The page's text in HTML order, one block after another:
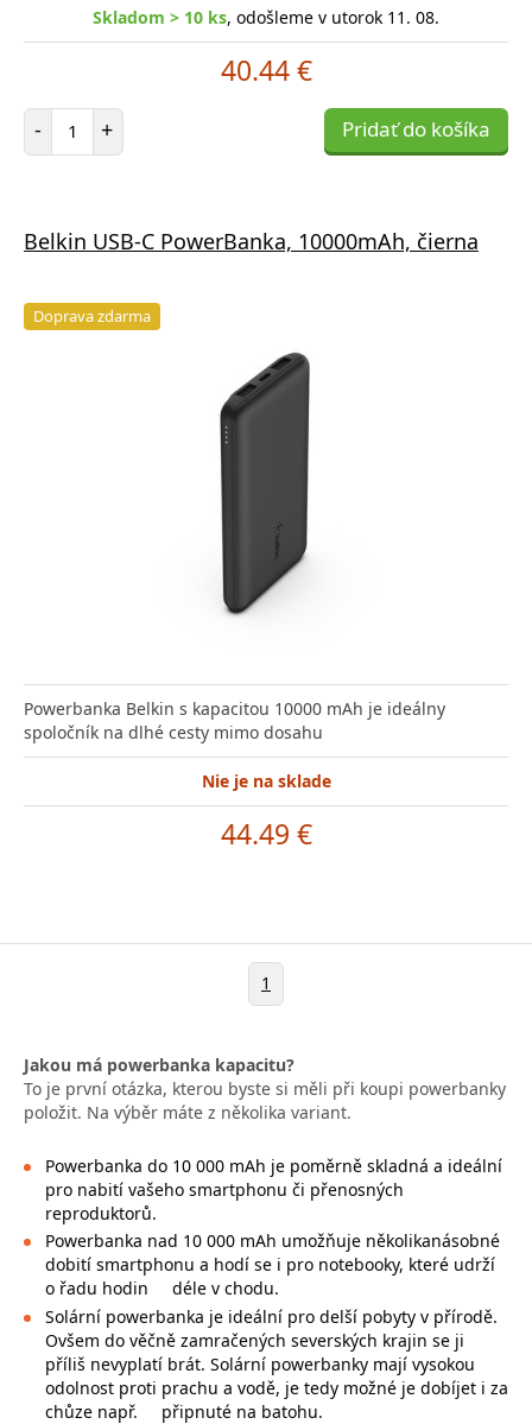
Skladom > 10 ks, odošleme v utorok 11. 08.
40.44 €
- Počet položiek
+ Pridať do košíka
Belkin USB-C PowerBanka, 10000mAh, čierna
Doprava zdarma
Powerbanka Belkin s kapacitou 10000 mAh je ideálny
spoločník na dlhé cesty mimo dosahu
Nie je na sklade
44.49 €
1
Jakou má powerbanka kapacitu?
To je první otázka, kterou byste si měli při koupi powerbanky
položit. Na výběr máte z několika variant.
Powerbanka do 10 000 mAh je poměrně skladná a ideální
pro nabití vašeho smartphonu či přenosných
reproduktorů.
Powerbanka nad 10 000 mAh umožňuje několikanásobné
dobití smartphonu a hodí se i pro notebooky, které udrží
o řadu hodin
déle v chodu.
Solární powerbanka je ideální pro delší pobyty v přírodě.
Ovšem do věčně zamračených severských krajin se ji
příliš nevyplatí brát. Solární powerbanky mají vysokou
odolnost proti prachu a vodě, je tedy možné je dobíjet i za
chůze např.
připnuté na batohu.